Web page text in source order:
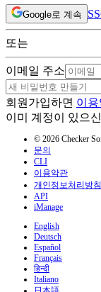
Google로 계속
또는
이메일 주소
회원가입하면 이
이미 계정이 있으
© 2026 Checker
문의
CLI
이용약관
개인정보처리방침
API
iManage
English
Deutsch
Español
Français
हिन्दी
Italiano